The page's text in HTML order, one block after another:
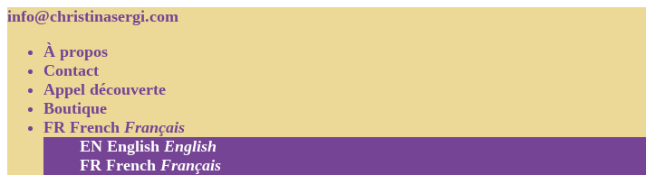
info@christinasergi.com
À propos
Contact
Appel découverte
Boutique
FR French Français
EN English English
FR French Français